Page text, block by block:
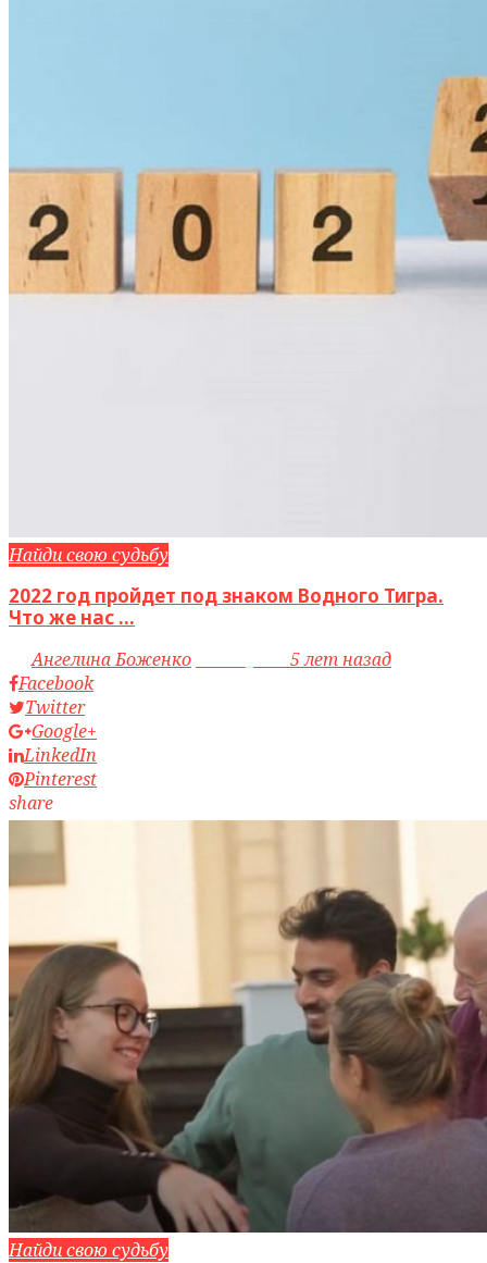
Найди свою судьбу
2022 год пройдет под знаком Водного Тигра.
Что же нас ...
byАнгелина Боженко
5 лет назад
Facebook
Twitter
Google+
LinkedIn
Pinterest
share
Найди свою судьбу